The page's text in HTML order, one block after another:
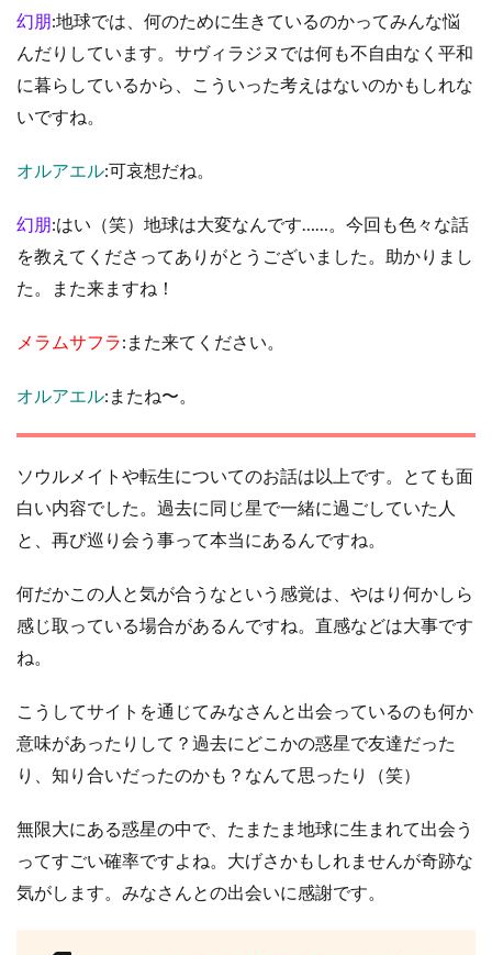
幻朋:地球では、何のために生きているのかってみんな悩
んだりしています。サヴィラジヌでは何も不自由なく平和
に暮らしているから、こういった考えはないのかもしれな
いですね。
オルアエル:可哀想だね。
幻朋:はい（笑）地球は大変なんです……。今回も色々な話
を教えてくださってありがとうございました。助かりまし
た。また来ますね！
メラムサフラ:また来てください。
オルアエル:またね〜。
ソウルメイトや転生についてのお話は以上です。とても面
白い内容でした。過去に同じ星で一緒に過ごしていた人
と、再び巡り会う事って本当にあるんですね。
何だかこの人と気が合うなという感覚は、やはり何かしら
感じ取っている場合があるんですね。直感などは大事です
ね。
こうしてサイトを通じてみなさんと出会っているのも何か
意味があったりして？過去にどこかの惑星で友達だった
り、知り合いだったのかも？なんて思ったり（笑）
無限大にある惑星の中で、たまたま地球に生まれて出会う
ってすごい確率ですよね。大げさかもしれませんが奇跡な
気がします。みなさんとの出会いに感謝です。